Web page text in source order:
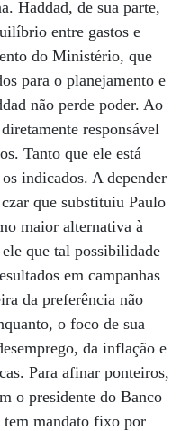
Haddad, de sua parte,
entre gastos e
do Ministério, que
para o planejamento e
não perde poder. Ao
responsável
Tanto que ele está
indicados. A depender
que substituiu Paulo
maior alternativa à
que tal possibilidade
em campanhas
da preferência não
o foco de sua
da inflação e
Para afinar ponteiros,
o presidente do Banco
tem mandato fixo por